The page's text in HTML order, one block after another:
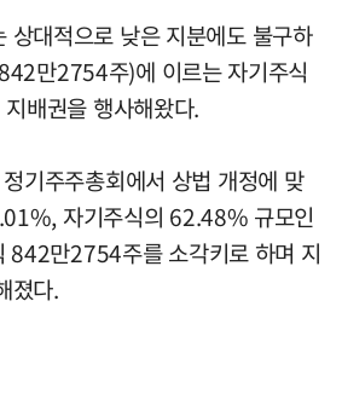
상대적으로 낮은 지분에도 불구하
만2754주)에 이르는 자기주식
배권을 행사해왔다.
기주주총회에서 상법 개정에 맞
자기주식의 62.48% 규모인
842만2754주를 소각키로 하며 지
졌다.